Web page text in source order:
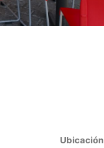
Ubicación